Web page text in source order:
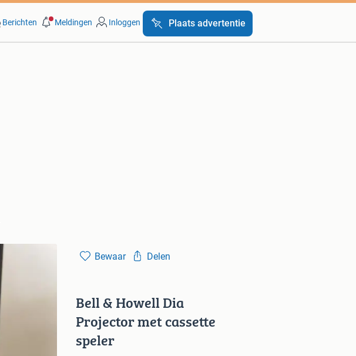
Berichten Meldingen Inloggen Plaats advertentie
Bewaar Delen
Bell & Howell Dia
Projector met cassette
speler